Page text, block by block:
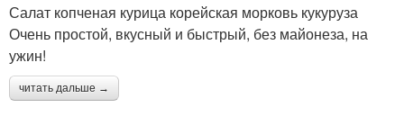
Салат копченая курица корейская морковь кукуруза
Очень простой, вкусный и быстрый, без майонеза, на
ужин!
читать дальше →